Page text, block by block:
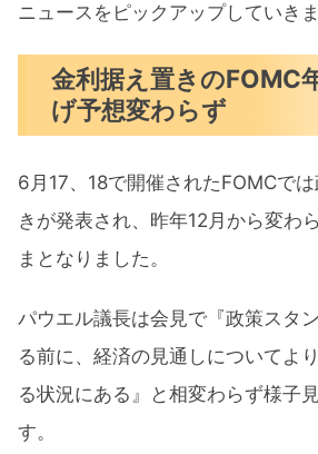
ニュースをピックアップしていきま
金利据え置きのFOMC
げ予想変わらず
6月17、18で開催されたFOMCで
きが発表され、昨年12月から変わ
まとなりました。
パウエル議長は会見で『政策スタ
る前に、経済の見通しについてよ
る状況にある』と相変わらず様子
す。